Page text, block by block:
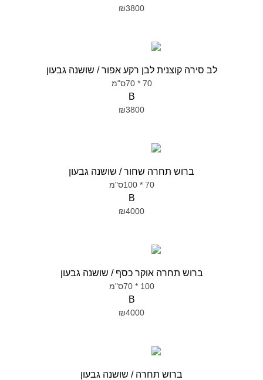
₪3800
לב סירה קוצנית לבן רקע אפור / שושנה גבעון
70 * 70ס"מ
B
₪3800
ברוש תחרה שחור / שושנה גבעון
70 * 100ס"מ
B
₪4000
ברוש תחרה אוקר כסף / שושנה גבעון
100 * 70ס"מ
B
₪4000
ברוש תחרה / שושנה גבעון